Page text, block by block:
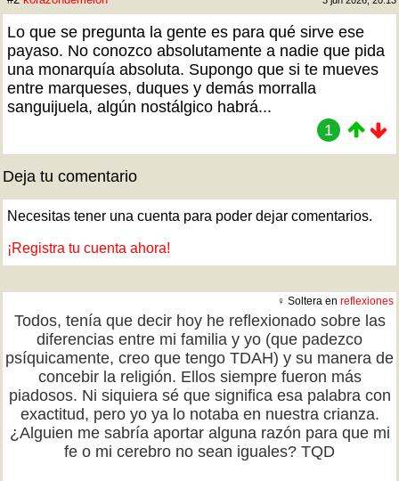
Lo que se pregunta la gente es para qué sirve ese
payaso. No conozco absolutamente a nadie que pida
una monarquía absoluta. Supongo que si te mueves
entre marqueses, duques y demás morralla
sanguijuela, algún nostálgico habrá...
1
Deja tu comentario
Necesitas tener una cuenta para poder dejar comentarios.
¡Registra tu cuenta ahora!
♀ Soltera en reflexiones
Todos, tenía que decir hoy he reflexionado sobre las
diferencias entre mi familia y yo (que padezco
psíquicamente, creo que tengo TDAH) y su manera de
concebir la religión. Ellos siempre fueron más
piadosos. Ni siquiera sé que significa esa palabra con
exactitud, pero yo ya lo notaba en nuestra crianza.
¿Alguien me sabría aportar alguna razón para que mi
fe o mi cerebro no sean iguales? TQD